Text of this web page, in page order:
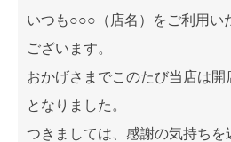
いつも○○○（店名）をご利用い
ございます。
おかげさまでこのたび当店は開
となりました。
つきましては、感謝の気持ちを